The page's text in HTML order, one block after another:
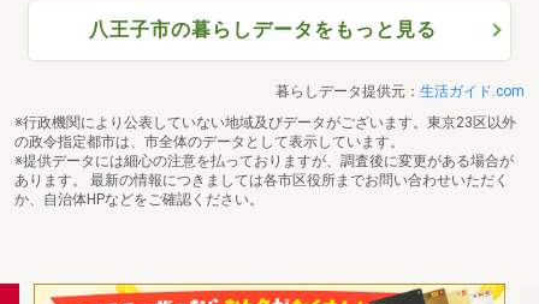
八王子市の暮らしデータをもっと見る
暮らしデータ提供元： 生活ガイド.com
※行政機関により公表していない地域及びデータがございます。東京23区以外
の政令指定都市は、市全体のデータとして表示しています。
※提供データには細心の注意を払っておりますが、調査後に変更がある場合が
あります。 最新の情報につきましては各市区役所までお問い合わせいただく
か、自治体HPなどをご確認ください。